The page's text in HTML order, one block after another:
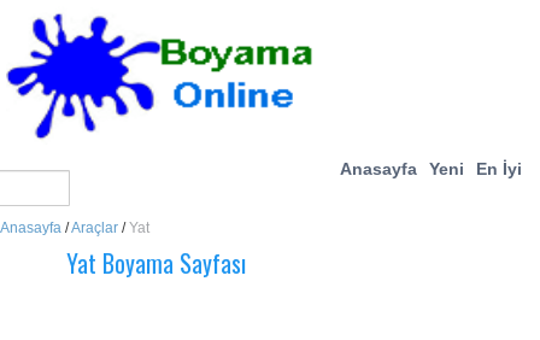
Anasayfa Yeni En İyi
Anasayfa /Araçlar /Yat
Yat Boyama Sayfası